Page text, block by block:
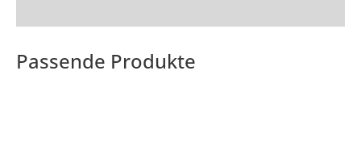
Passende Produkte